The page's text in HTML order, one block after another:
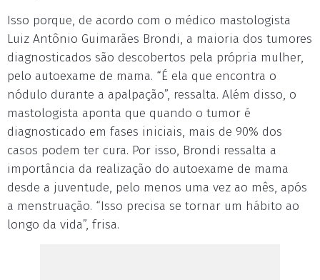
Isso porque, de acordo com o médico mastologista
Luiz Antônio Guimarães Brondi, a maioria dos tumores
diagnosticados são descobertos pela própria mulher,
pelo autoexame de mama. “É ela que encontra o
nódulo durante a apalpação”, ressalta. Além disso, o
mastologista aponta que quando o tumor é
diagnosticado em fases iniciais, mais de 90% dos
casos podem ter cura. Por isso, Brondi ressalta a
importância da realização do autoexame de mama
desde a juventude, pelo menos uma vez ao mês, após
a menstruação. “Isso precisa se tornar um hábito ao
longo da vida”, frisa.